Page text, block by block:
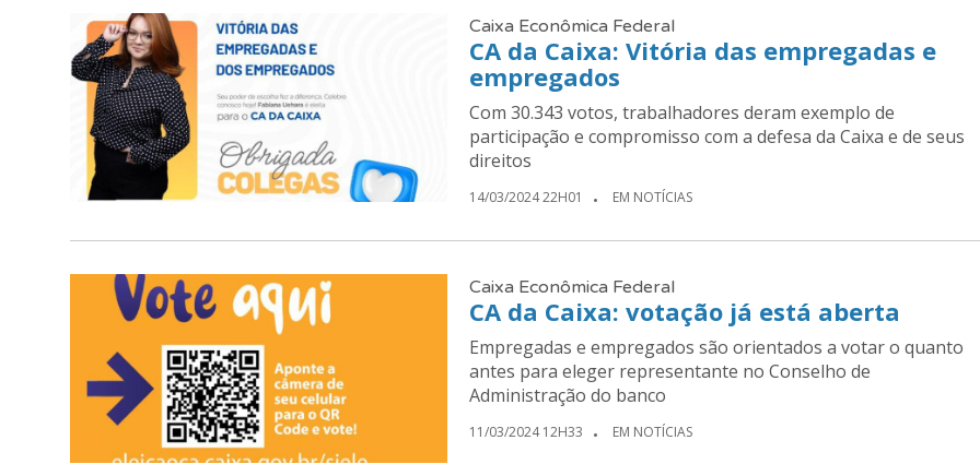
Caixa Econômica Federal
CA da Caixa: Vitória das empregadas e
empregados
Com 30.343 votos, trabalhadores deram exemplo de
participação e compromisso com a defesa da Caixa e de seus
direitos
14/03/2024 22H01 EM NOTÍCIAS
Caixa Econômica Federal
CA da Caixa: votação já está aberta
Empregadas e empregados são orientados a votar o quanto
antes para eleger representante no Conselho de
Administração do banco
11/03/2024 12H33 EM NOTÍCIAS